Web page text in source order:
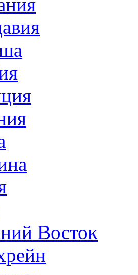
Восток